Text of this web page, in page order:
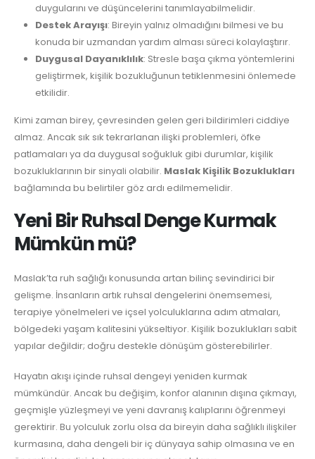
duygularını ve düşüncelerini tanımlayabilmelidir.
Destek Arayışı: Bireyin yalnız olmadığını bilmesi ve bu
konuda bir uzmandan yardım alması süreci kolaylaştırır.
Duygusal Dayanıklılık: Stresle başa çıkma yöntemlerini
geliştirmek, kişilik bozukluğunun tetiklenmesini önlemede
etkilidir.
Kimi zaman birey, çevresinden gelen geri bildirimleri ciddiye
almaz. Ancak sık sık tekrarlanan ilişki problemleri, öfke
patlamaları ya da duygusal soğukluk gibi durumlar, kişilik
bozukluklarının bir sinyali olabilir. Maslak Kişilik Bozuklukları
bağlamında bu belirtiler göz ardı edilmemelidir.
Yeni Bir Ruhsal Denge Kurmak
Mümkün mü?
Maslak’ta ruh sağlığı konusunda artan bilinç sevindirici bir
gelişme. İnsanların artık ruhsal dengelerini önemsemesi,
terapiye yönelmeleri ve içsel yolculuklarına adım atmaları,
bölgedeki yaşam kalitesini yükseltiyor. Kişilik bozuklukları sabit
yapılar değildir; doğru destekle dönüşüm gösterebilirler.
Hayatın akışı içinde ruhsal dengeyi yeniden kurmak
mümkündür. Ancak bu değişim, konfor alanının dışına çıkmayı,
geçmişle yüzleşmeyi ve yeni davranış kalıplarını öğrenmeyi
gerektirir. Bu yolculuk zorlu olsa da bireyin daha sağlıklı ilişkiler
kurmasına, daha dengeli bir iç dünyaya sahip olmasına ve en